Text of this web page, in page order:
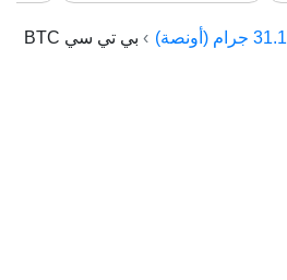
31.1 جرام (أونصة) بي تي سي BTC